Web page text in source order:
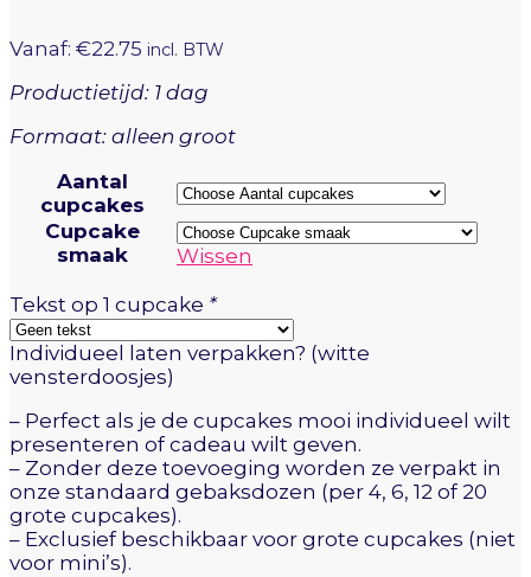
Vanaf: €22.75 incl. BTW
Productietijd: 1 dag
Formaat: alleen groot
Aantal
cupcakes
Cupcake
smaak
Wissen
Tekst op 1 cupcake *
Individueel laten verpakken? (witte
vensterdoosjes)
– Perfect als je de cupcakes mooi individueel wilt
presenteren of cadeau wilt geven.
– Zonder deze toevoeging worden ze verpakt in
onze standaard gebaksdozen (per 4, 6, 12 of 20
grote cupcakes).
– Exclusief beschikbaar voor grote cupcakes (niet
voor mini’s).